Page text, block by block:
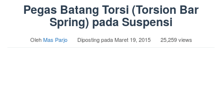
Pegas Batang Torsi (Torsion Bar
Spring) pada Suspensi
OlehMas Parjo Diposting padaMaret 19, 2015 25,259 views